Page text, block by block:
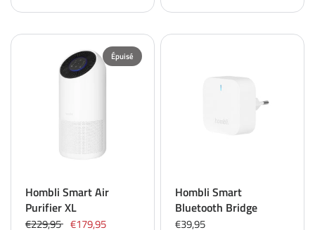
Épuisé
Hombli Smart Air
Purifier XL
€229,95 €179,95
Hombli Smart
Bluetooth Bridge
€39,95